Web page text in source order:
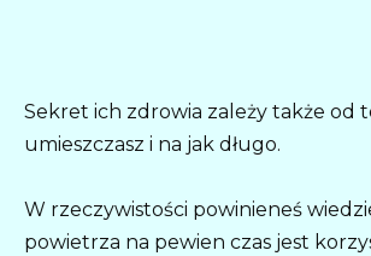
Sekret ich zdrowia zależy także od
umieszczasz i na jak długo.
W rzeczywistości powinieneś
powietrza na pewien czas jest